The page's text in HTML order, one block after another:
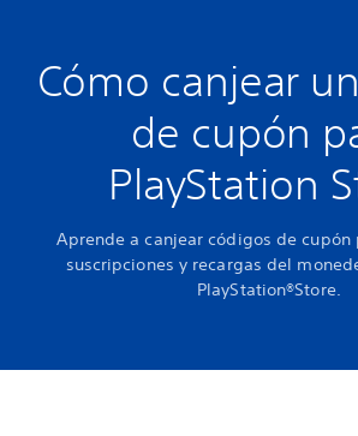
Cómo canjear
de cupón
PlayStation
Aprende a canjear códigos de cupón
suscripciones y recargas del
PlayStation®Store.